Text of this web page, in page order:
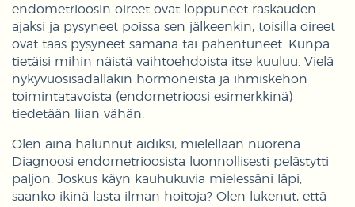
endometrioosin oireet ovat loppuneet raskauden
ajaksi ja pysyneet poissa sen jälkeenkin, toisilla oireet
ovat taas pysyneet samana tai pahentuneet. Kunpa
tietäisi mihin näistä vaihtoehdoista itse kuuluu. Vielä
nykyvuosisadallakin hormoneista ja ihmiskehon
toimintatavoista (endometrioosi esimerkkinä)
tiedetään liian vähän.
Olen aina halunnut äidiksi, mielellään nuorena.
Diagnoosi endometrioosista luonnollisesti pelästytti
paljon. Joskus käyn kauhukuvia mielessäni läpi,
saanko ikinä lasta ilman hoitoja? Olen lukenut, että